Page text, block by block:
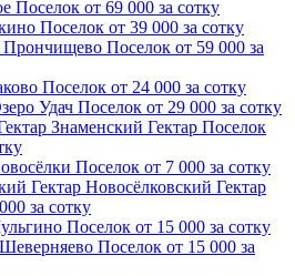
Поселок от 69 000 за сотку
Поселок от 39 000 за сотку
Прончищево Поселок от 59 000 за
Поселок от 24 000 за сотку
Удач Поселок от 29 000 за сотку
Знаменский Гектар Поселок
Поселок от 7 000 за сотку
Гектар Новосёлковский Гектар
за сотку
Поселок от 15 000 за сотку
Шеверняево Поселок от 15 000 за